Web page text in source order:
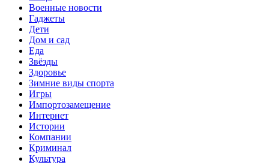
Военные новости
Гаджеты
Дети
Дом и сад
Еда
Звёзды
Здоровье
Зимние виды спорта
Игры
Импортозамещение
Интернет
Истории
Компании
Криминал
Культура